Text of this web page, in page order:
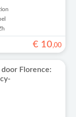
€ 10,00
Florence: